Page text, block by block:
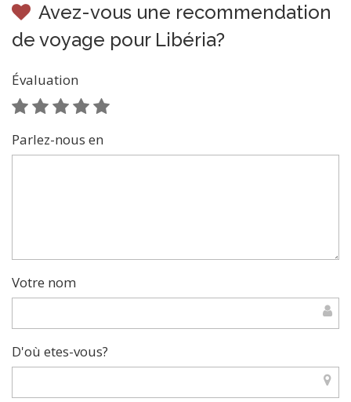
Avez-vous une recommendation
de voyage pour Libéria?
Évaluation
Parlez-nous en
Votre nom
D'où etes-vous?